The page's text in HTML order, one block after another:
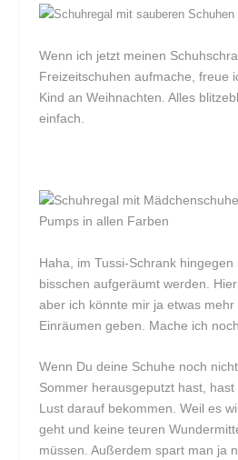
Wenn ich jetzt meinen
Freizeitschuhen aufmache, freue
Kind an Weihnachten. Alles
einfach.
Haha, im Tussi-Schrank
bisschen aufgeräumt werden.
aber ich könnte mir ja etwas mehr
Einräumen geben. Mache ich
Wenn Du deine Schuhe noch
Sommer herausgeputzt hast,
Lust darauf bekommen. Weil es
geht und keine teuren
müssen. Außerdem spart man ja